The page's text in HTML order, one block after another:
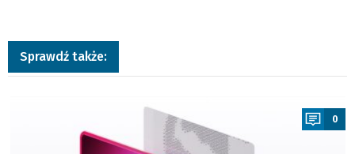
Sprawdź także:
0